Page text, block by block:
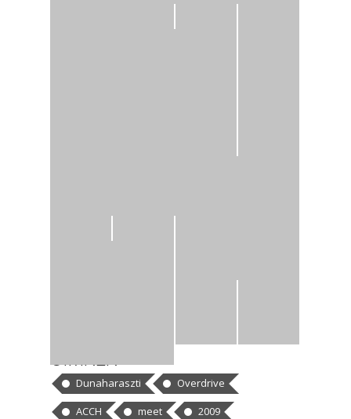
Dunaharaszti
Overdrive
ACCH
meet 2009